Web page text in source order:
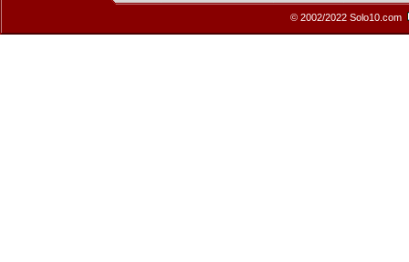
© 2002/2022 Solo10.com